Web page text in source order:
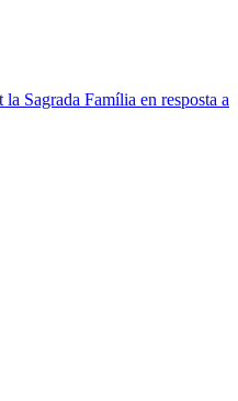
Sagrada Família en resposta a